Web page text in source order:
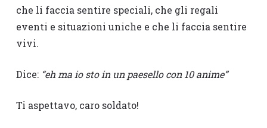
che li faccia sentire speciali, che gli regali
eventi e situazioni uniche e che li faccia sentire
vivi.
Dice: “eh ma io sto in un paesello con 10 anime”
Ti aspettavo, caro soldato!